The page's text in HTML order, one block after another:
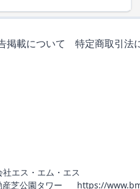
掲載について 特定商取引法
社エス・エム・エス
芝公園タワー
https://